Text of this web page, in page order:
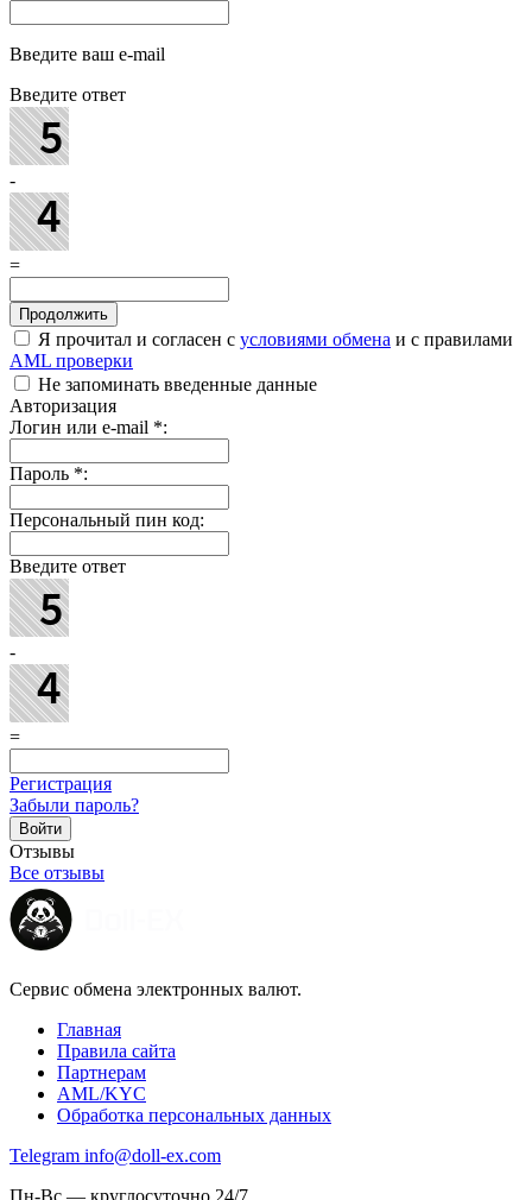
Введите ваш e-mail
Введите ответ
-
=
Я прочитал и согласен с условиями обмена и с правилами
AML проверки
Не запоминать введенные данные
Авторизация
Логин или e-mail *:
Пароль *:
Персональный пин код:
Введите ответ
-
=
Регистрация
Забыли пароль?
Отзывы
Все отзывы
Сервис обмена электронных валют.
Главная
Правила сайта
Партнерам
AML/KYC
Обработка персональных данных
Telegram info@doll-ex.com
Пн-Вс — круглосуточно 24/7